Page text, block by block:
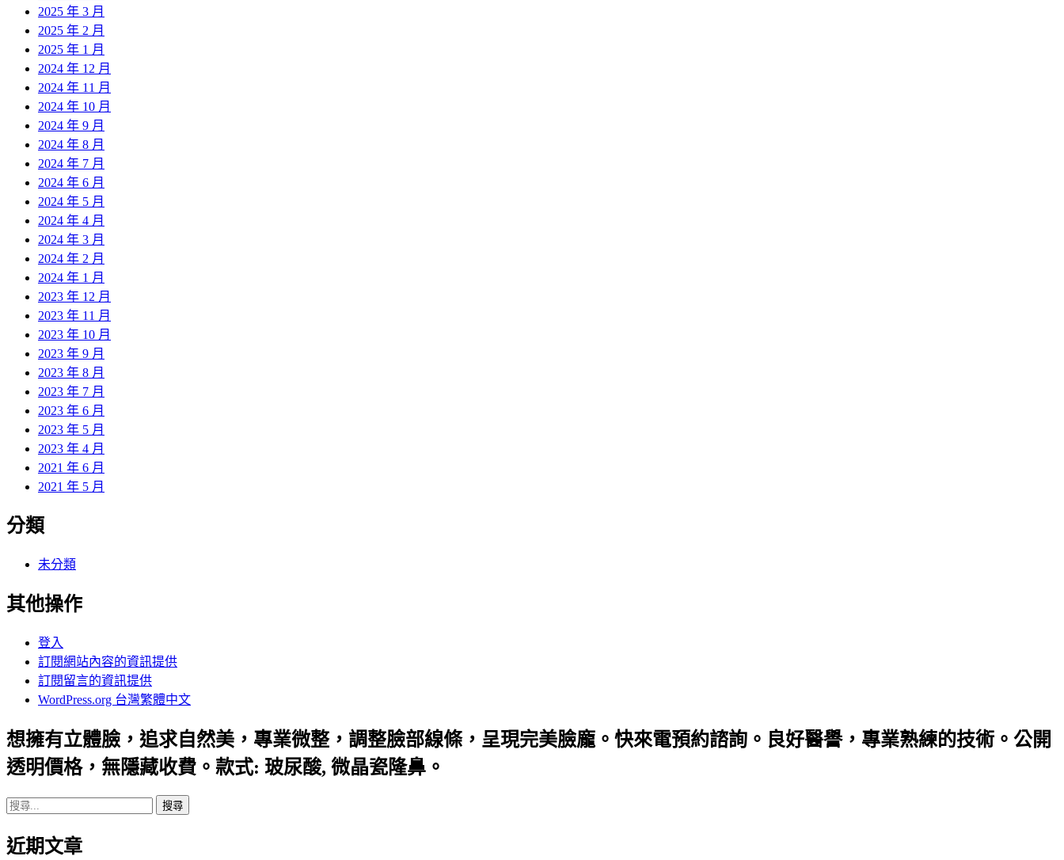
2025 年 3 月
2025 年 2 月
2025 年 1 月
2024 年 12 月
2024 年 11 月
2024 年 10 月
2024 年 9 月
2024 年 8 月
2024 年 7 月
2024 年 6 月
2024 年 5 月
2024 年 4 月
2024 年 3 月
2024 年 2 月
2024 年 1 月
2023 年 12 月
2023 年 11 月
2023 年 10 月
2023 年 9 月
2023 年 8 月
2023 年 7 月
2023 年 6 月
2023 年 5 月
2023 年 4 月
2021 年 6 月
2021 年 5 月
分類
未分類
其他操作
登入
訂閱網站內容的資訊提供
訂閱留言的資訊提供
WordPress.org 台灣繁體中文
想擁有立體臉，追求自然美，專業微整，調整臉部線條，呈現完美臉龐。快來電預約諮詢。良好醫譽，專業熟練的技術。公開
透明價格，無隱藏收費。款式: 玻尿酸, 微晶瓷隆鼻。
搜
關
近期文章